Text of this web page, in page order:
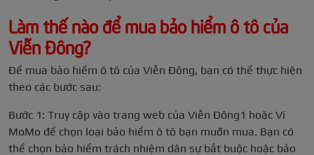
Làm thế nào để mua bảo hiểm ô tô của
Viễn Đông?
Để mua bảo hiểm ô tô của Viễn Đông, bạn có thể thực hiện
theo các bước sau:
Bước 1: Truy cập vào trang web của Viễn Đông1 hoặc Ví
MoMo để chọn loại bảo hiểm ô tô bạn muốn mua. Bạn có
thể chọn bảo hiểm trách nhiệm dân sự bắt buộc hoặc bảo